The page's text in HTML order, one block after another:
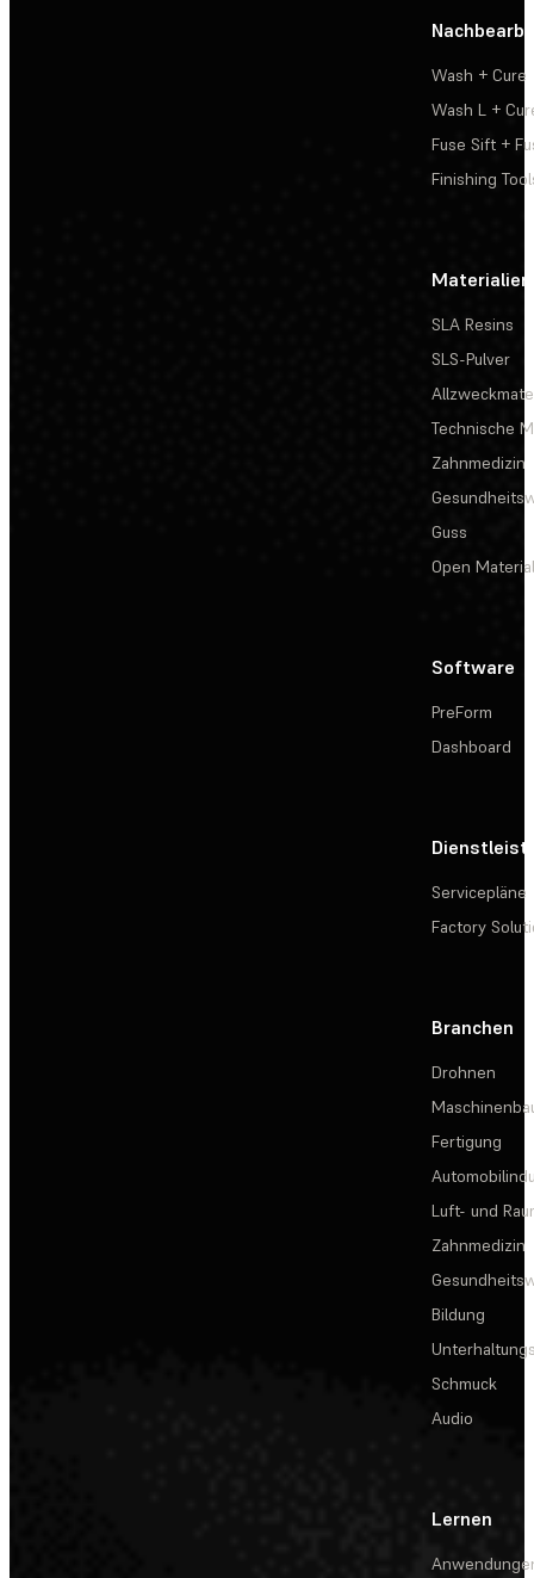
Wash + Cure
Wash L +
Fuse Sift +
Finishing
Materialien
SLA Resins
SLS-Pulver
Technische
Zahnmedizin
Guss
Open
Software
PreForm
Dashboard
Servicepläne
Factory
Branchen
Drohnen
Fertigung
Luft- und
Zahnmedizin
Bildung
Schmuck
Audio
Lernen